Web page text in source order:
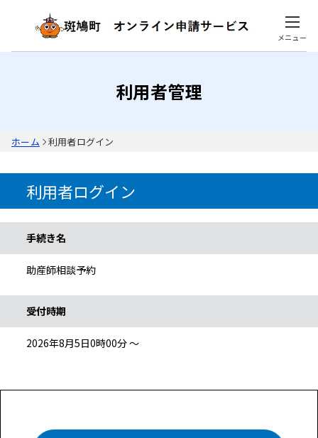
メニュー
利用者管理
ホーム 利用者ログイン
利用者ログイン
手続き名
助産師相談予約
受付時期
2026年8月5日0時00分 ～